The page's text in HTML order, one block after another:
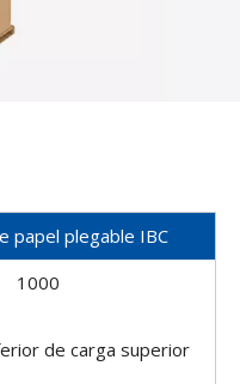
papel plegable IBC
1000
de carga superior